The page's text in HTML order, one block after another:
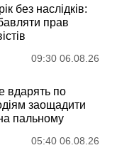
без наслідків:
прав
09:30 06.08.26
вдарять по
заощадити
пальному
05:40 06.08.26